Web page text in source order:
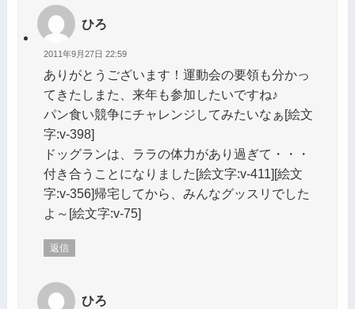
ひろ
2011年9月27日 22:59
ありがとうございます！運動会の要領も分かっ
てきたしまた、来年も参加したいですね♪
パン食い競争にチャレンジしてみたいなぁ[絵文
字:v-398]
ドッグランは、ララの体力があり過ぎて・・・
付き合うことになりました[絵文字:v-411][絵文
字:v-356]帰宅してから、みんなグッスリでした
よ～[絵文字:v-75]
返信
ひろ